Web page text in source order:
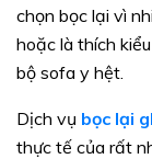
chọn bọc lại vì
hoặc là thích
bộ sofa y hệt.
Dịch vụ bọc lại
thực tế của rất